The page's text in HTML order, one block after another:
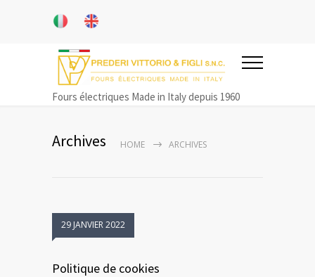
Fours électriques Made in Italy depuis 1960
Archives HOME ARCHIVES
29 JANVIER 2022
Politique de cookies